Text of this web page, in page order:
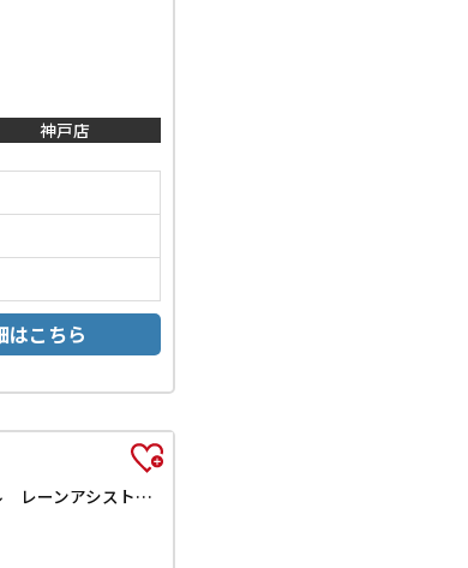
神戸店
はこちら
Z プレミア ディスプレイオーディオ ツインムーンルーフ 全周囲カメラ コネクトナビ TV クリアランスソナー オートクルーズコントロール レーンアシスト パークアシスト 衝突被害軽減システム 両側電動スライドドア